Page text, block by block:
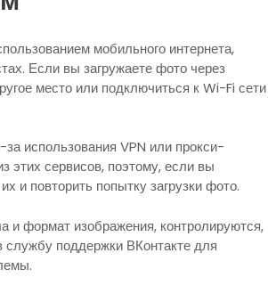
мобильного интернета,
Если вы загружаете фото через
место или подключиться к Wi-Fi сети
использования VPN или прокси-
этих сервисов, поэтому, если вы
и повторить попытку загрузки фото.
и формат изображения, контролируются,
поддержки ВКонтакте для